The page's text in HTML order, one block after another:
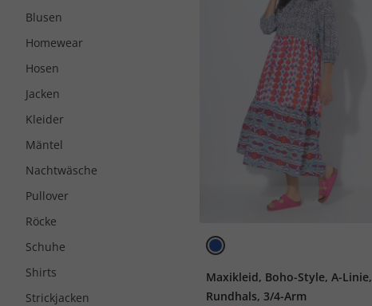
Blusen
Homewear
Hosen
Jacken
Kleider
Mäntel
Nachtwäsche
Pullover
Röcke
Schuhe
Shirts
Strickjacken
Maxikleid, Boho-Style, A-Linie,
Rundhals, 3/4-Arm